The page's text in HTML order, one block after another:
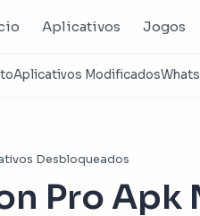
Aplicativos Jogos
Desbloqueados
Pro Apk